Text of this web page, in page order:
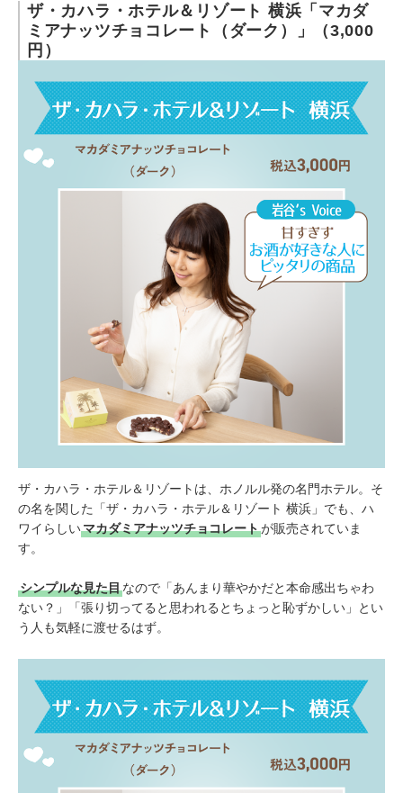
ザ・カハラ・ホテル＆リゾート 横浜「マカダ
ミアナッツチョコレート（ダーク）」（3,000
円）
ザ・カハラ・ホテル＆リゾートは、ホノルル発の名門ホテル。そ
の名を関した「ザ・カハラ・ホテル＆リゾート 横浜」でも、ハ
ワイらしいマカダミアナッツチョコレートが販売されていま
す。
シンプルな見た目なので「あんまり華やかだと本命感出ちゃわ
ない？」「張り切ってると思われるとちょっと恥ずかしい」とい
う人も気軽に渡せるはず。